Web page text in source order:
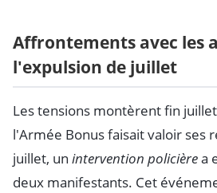
Affrontements avec les
l'expulsion de juillet
Les tensions montèrent fin
l'Armée Bonus faisait valoir ses
juillet, un intervention policièrea
deux manifestants. Cet